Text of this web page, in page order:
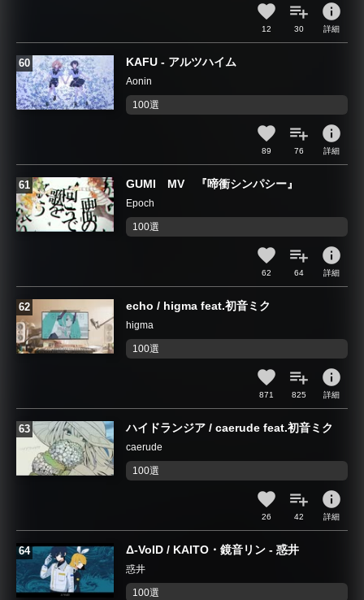
12 30
info
詳細
KAFU - アルツハイム
Aonin
100選
89 76
info
詳細
GUMI MV 『啼衝シンパシー』
Epoch
100選
62 64
info
詳細
echo / higma feat.初音ミク
higma
100選
871 825
info
詳細
ハイドランジア / caerude feat.初音ミク
caerude
100選
26 42
info
詳細
Δ-VoID / KAITO・鏡音リン - 惑井
惑井
100選